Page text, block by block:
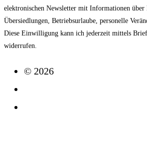
elektronischen Newsletter mit Informationen
Übersiedlungen, Betriebsurlaube, personelle
Diese Einwilligung kann ich jederzeit mittels
widerrufen.
© 2026